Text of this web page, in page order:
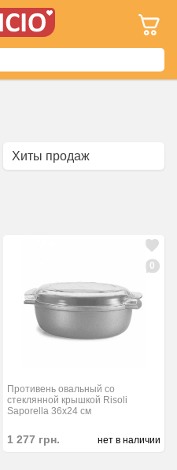
0
Противень овальный со
стеклянной крышкой Risoli
Saporella 36х24 см
1 277 грн. нет в наличии